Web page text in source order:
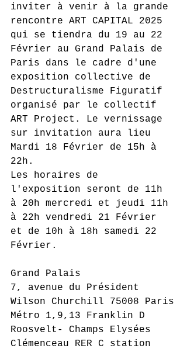
inviter à venir à la grande
rencontre ART CAPITAL 2025
qui se tiendra du 19 au 22
Février au Grand Palais de
Paris dans le cadre d'une
exposition collective de
Destructuralisme Figuratif
organisé par le collectif
ART Project. Le vernissage
sur invitation aura lieu
Mardi 18 Février de 15h à
22h.
Les horaires de
l'exposition seront de 11h
à 20h mercredi et jeudi 11h
à 22h vendredi 21 Février
et de 10h à 18h samedi 22
Février.
Grand Palais
7, avenue du Président
Wilson Churchill 75008 Paris
Métro 1,9,13 Franklin D
Roosvelt- Champs Elysées
Clémenceau RER C station